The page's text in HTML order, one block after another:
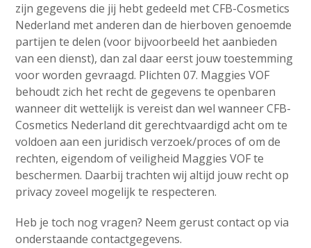
zijn gegevens die jij hebt gedeeld met CFB-Cosmetics
Nederland met anderen dan de hierboven genoemde
partijen te delen (voor bijvoorbeeld het aanbieden
van een dienst), dan zal daar eerst jouw toestemming
voor worden gevraagd. Plichten 07. Maggies VOF
behoudt zich het recht de gegevens te openbaren
wanneer dit wettelijk is vereist dan wel wanneer CFB-
Cosmetics Nederland dit gerechtvaardigd acht om te
voldoen aan een juridisch verzoek/proces of om de
rechten, eigendom of veiligheid Maggies VOF te
beschermen. Daarbij trachten wij altijd jouw recht op
privacy zoveel mogelijk te respecteren.
Heb je toch nog vragen? Neem gerust contact op via
onderstaande contactgegevens.